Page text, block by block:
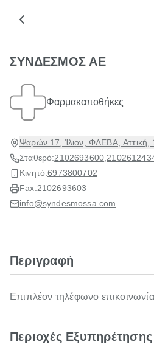
ΣΥΝΔΕΣΜΟΣ ΑΕ
Φαρμακαποθήκες
Ψαρών 17, Ίλιον, ΦΛΕΒΑ, Αττική,
Σταθερό:2102693600
Κινητό:6973800702
Fax:2102693603
info@syndesmossa.com
Περιγραφή
Επιπλέον τηλέφωνο
Περιοχές Εξυπηρέτησης